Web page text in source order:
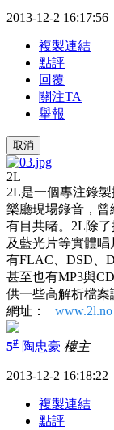
2013-12-2 16:17:56
複製連結
點評
回覆
關注TA
舉報
取消
2L
2L是一個專注錄
樂廳現場錄音，
有目共睹。2L除
及藍光片等實體
有FLAC、DSD、
甚至也有MP3與
供一些高解析檔案
網址：
www.2l.no
5# 陶忠豪 樓主
2013-12-2 16:18:22
複製連結
點評